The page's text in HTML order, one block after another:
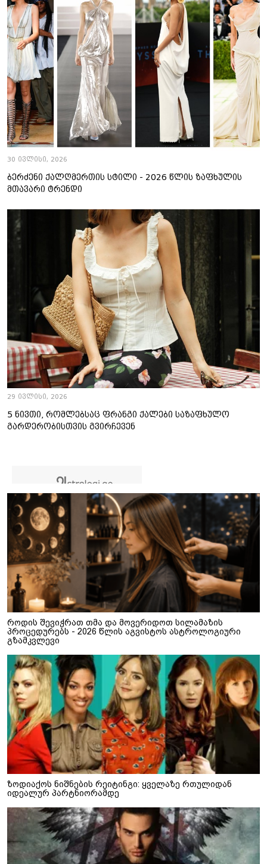
30 ივლისი, 2026
ბერძენი ქალღმერთის სტილი - 2026 წლის ზაფხულის
მთავარი ტრენდი
29 ივლისი, 2026
5 ნივთი, რომლებსაც ფრანგი ქალები საზაფხულო
გარდერობისთვის გვირჩევენ
როდის შევიჭრათ თმა და მოვერიდოთ სილამაზის
პროცედურებს - 2026 წლის აგვისტოს ასტროლოგიური
გზამკვლევი
ზოდიაქოს ნიშნების რეიტინგი: ყველაზე რთულიდან
იდეალურ პარტნიორამდე